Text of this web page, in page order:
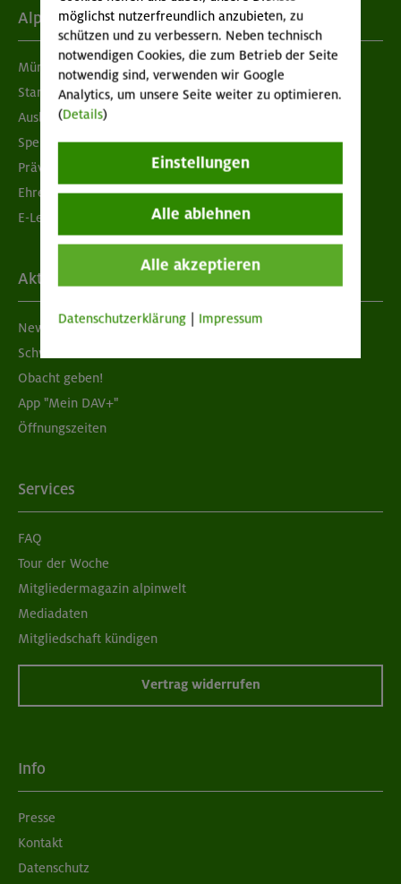
Alpenverein
München & Oberland
Standorte
Ausbildung & Jobs
Spenden
Prävention sexualisierter Gewalt
Ehrenamtsbörse
E-Learning
Aktuelles
Newsletter
Schwarzes Brett
Obacht geben!
App "Mein DAV+"
Öffnungszeiten
Services
FAQ
Tour der Woche
Mitgliedermagazin alpinwelt
Mediadaten
Mitgliedschaft kündigen
Vertrag widerrufen
Info
Presse
Kontakt
Datenschutz
möglichst nutzerfreundlich anzubieten, zu
schützen und zu verbessern. Neben technisch
notwendigen Cookies, die zum Betrieb der Seite
notwendig sind, verwenden wir Google
Analytics, um unsere Seite weiter zu optimieren.
(Details)
Einstellungen
Alle ablehnen
Alle akzeptieren
Datenschutzerklärung Impressum